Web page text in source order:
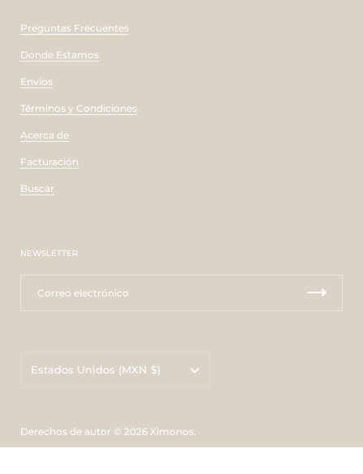
Preguntas Frecuentes
Donde Estamos
Envíos
Términos y Condiciones
Acerca de
Facturación
Buscar
NEWSLETTER
Estados Unidos (MXN $)
Derechos de autor © 2026 Ximonos.